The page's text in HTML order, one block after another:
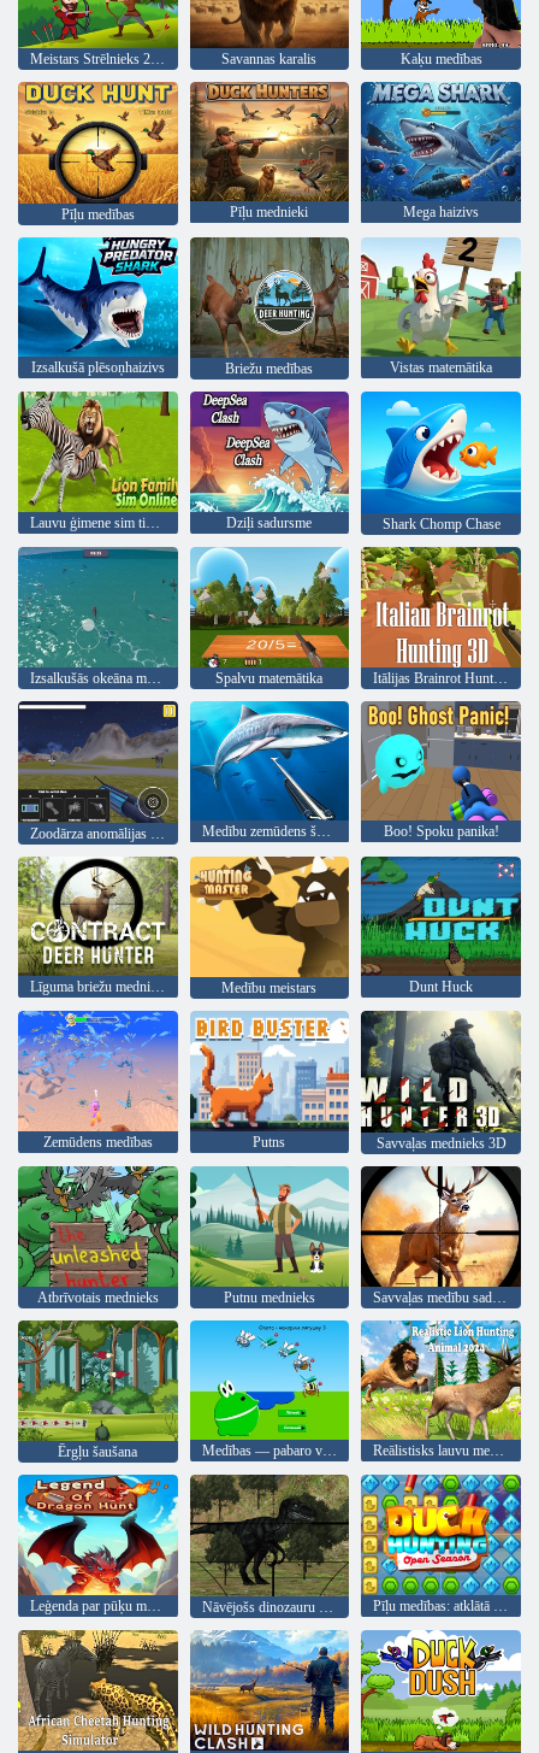
Savannas karalis Kaķu medības
Pīļu medības Pīļu mednieki Mega haizivs
Izsalkušā plēsoņhaizivs Briežu medības Vistas matemātika
Lauvu ģimene sim tiešsaistē Dziļi sadursme Shark Chomp Chase
Spalvu matemātika
Medību zemūdens šķēpmetējs Boo! Spoku panika!
Līguma briežu mednieks Medību meistars Dunt Huck
Zemūdens medības Putns Savvaļas mednieks 3D
Atbrīvotais mednieks Putnu mednieks
Ērgļu šaušana Medības — pabaro vardi 3 Reālistisks lauvu medību dzīvnieks 2024
Leģenda par pūķu medībām Nāvējošs dinozauru mednieks Pīļu medības: atklātā sezona